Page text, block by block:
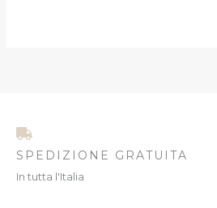
SPEDIZIONE GRATUITA
In tutta l'Italia